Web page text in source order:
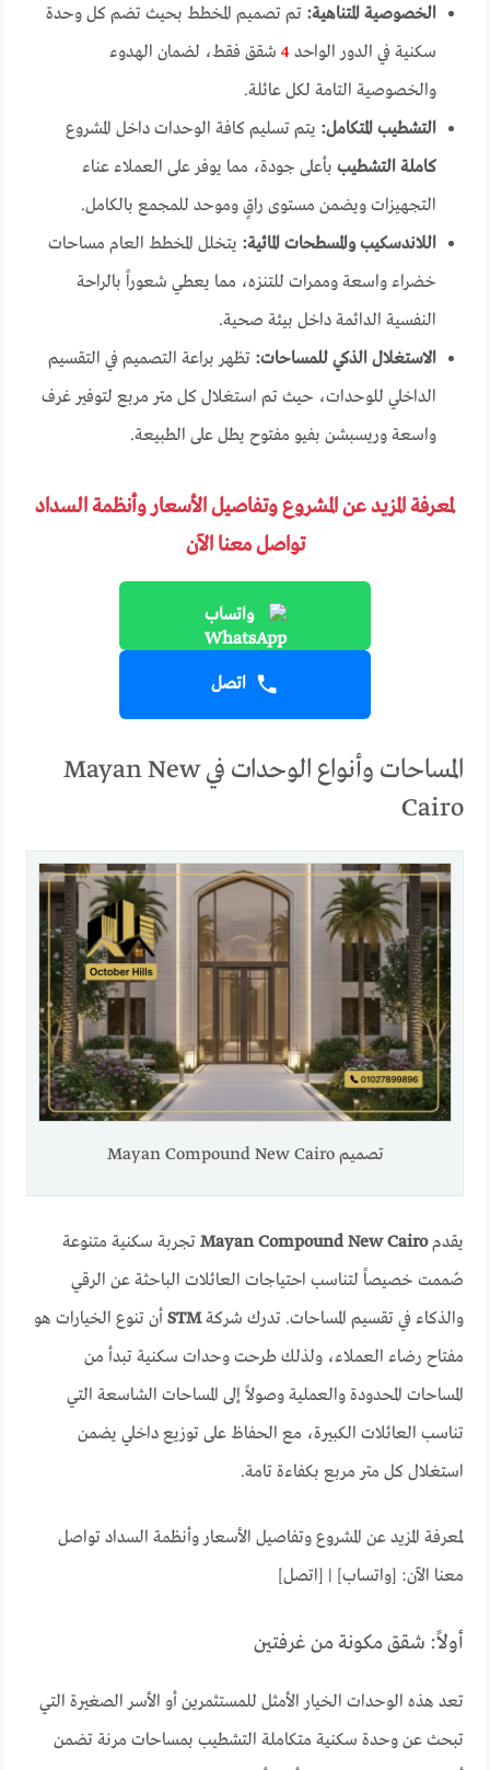
الخصوصية المتناهية: تم تصميم المخطط بحيث تضم كل وحدة
سكنية في الدور الواحد4 شقق فقط، لضمان الهدوء
والخصوصية التامة لكل عائلة.
التشطيب المتكامل: يتم تسليم كافة الوحدات داخل المشروع
كاملة التشطيب بأعلى جودة، مما يوفر على العملاء عناء
التجهيزات ويضمن مستوى راقٍ وموحد للمجمع بالكامل.
اللاندسكيب والمسطحات المائية: يتخلل المخطط العام مساحات
خضراء واسعة وممرات للتنزه، مما يعطي شعوراً بالراحة
النفسية الدائمة داخل بيئة صحية.
الاستغلال الذكي للمساحات: تظهر براعة التصميم في التقسيم
الداخلي للوحدات، حيث تم استغلال كل متر مربع لتوفير غرف
واسعة وريسبشن بفيو مفتوح يطل على الطبيعة.
لمعرفة المزيد عن المشروع وتفاصيل الأسعار وأنظمة السداد
تواصل معنا الآن
واتساب
اتصل
المساحات وأنواع الوحدات في Mayan New
Cairo
تصميم Mayan Compound New Cairo
يقدمMayan Compound New Cairo تجربة سكنية متنوعة
صُممت خصيصاً لتناسب احتياجات العائلات الباحثة عن الرقي
والذكاء في تقسيم المساحات. تدرك شركةSTM أن تنوع الخيارات هو
مفتاح رضاء العملاء، ولذلك طرحت وحدات سكنية تبدأ من
المساحات المحدودة والعملية وصولاً إلى المساحات الشاسعة التي
تناسب العائلات الكبيرة، مع الحفاظ على توزيع داخلي يضمن
استغلال كل متر مربع بكفاءة تامة.
لمعرفة المزيد عن المشروع وتفاصيل الأسعار وأنظمة السداد تواصل
معنا الآن: [واتساب] | [اتصل]
أولاً: شقق مكونة من غرفتين
تعد هذه الوحدات الخيار الأمثل للمستثمرين أو الأسر الصغيرة التي
تبحث عن وحدة سكنية متكاملة التشطيب بمساحات مرنة تضمن